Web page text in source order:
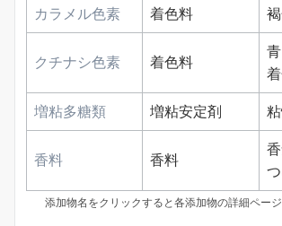
カラメル色素 着色料
クチナシ色素 着色料
増粘多糖類 増粘安定剤
香料 香料
添加物名をクリックすると各添加物の詳細ページ